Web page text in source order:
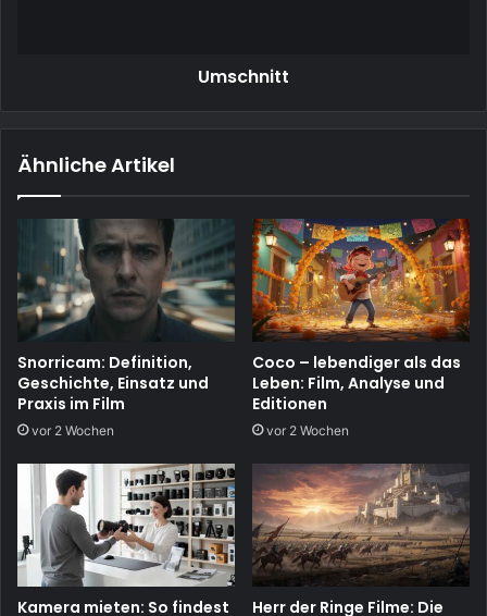
Umschnitt
Ähnliche Artikel
Snorricam: Definition,
Geschichte, Einsatz und
Praxis im Film
vor 2 Wochen
Coco – lebendiger als das
Leben: Film, Analyse und
Editionen
vor 2 Wochen
Kamera mieten: So findest
Herr der Ringe Filme: Die